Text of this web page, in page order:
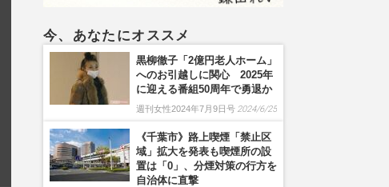
今、あなたにオススメ
黒柳徹子「2億円老人ホーム」
へのお引越しに関心 2025年
に迎える番組50周年で勇退か
週刊女性2024年7月9日号 2024/6/25
《千葉市》路上喫煙「禁止区
域」拡大を発表も喫煙所の設
置は「0」、分煙対策の行方を
自治体に直撃